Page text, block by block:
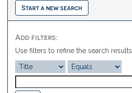
Start a new search
Add filters:
Use filters to refine the search results.